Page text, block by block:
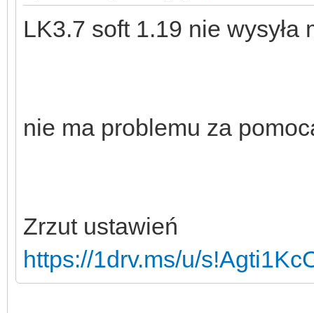
LK3.7 soft 1.19 nie wysyła
nie ma problemu za
Zrzut ustawień
https://1drv.ms/u/